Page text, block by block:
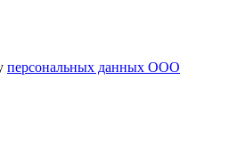
персональных данных ООО